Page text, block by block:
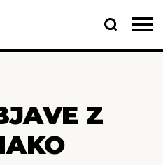
Z